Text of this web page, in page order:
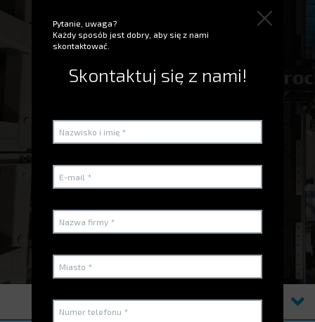
Układnica regałowa
SILO
OBEJRZYJ WIDEO
PRODUKTY
Pytanie, uwaga?
Każdy sposób jest dobry, aby się z nami
skontaktować.
Skontaktuj się z nami!